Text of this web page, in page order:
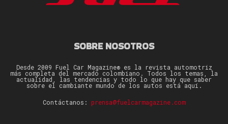
SOBRE NOSOTROS
Desde 2009 Fuel Car Magazine® es la revista automotriz
más completa del mercado colombiano. Todos los temas, la
actualidad, las tendencias y todo lo que hay que saber
sobre el cambiante mundo de los autos está aquí.
Contáctanos: prensa@fuelcarmagazine.com